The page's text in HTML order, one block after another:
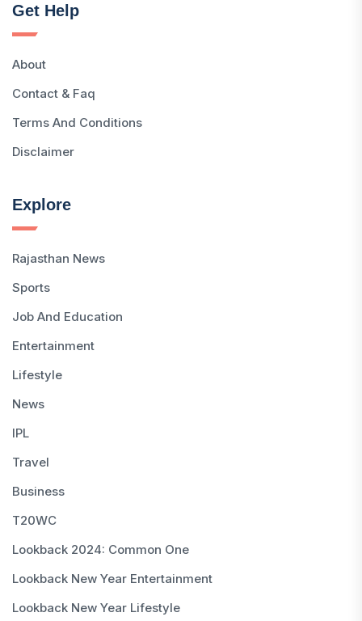
Get Help
About
Contact & Faq
Terms And Conditions
Disclaimer
Explore
Rajasthan News
Sports
Job And Education
Entertainment
Lifestyle
News
IPL
Travel
Business
T20WC
Lookback 2024: Common One
Lookback New Year Entertainment
Lookback New Year Lifestyle